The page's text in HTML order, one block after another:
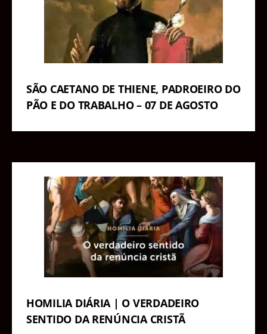
SÃO CAETANO DE THIENE, PADROEIRO DO
PÃO E DO TRABALHO – 07 DE AGOSTO
HOMILIA DIÁRIA | O VERDADEIRO
SENTIDO DA RENÚNCIA CRISTÃ